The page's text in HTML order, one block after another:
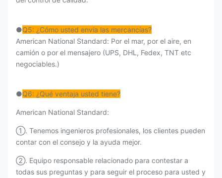
●Q5: ¿Cómo usted envía las mercancías?
American National Standard: Por el mar, por el aire, en
camión o por el mensajero (UPS, DHL, Fedex, TNT etc
negociables.)
●Q6: ¿Qué ventaja usted tiene?
American National Standard:
①. Tenemos ingenieros profesionales, los clientes pueden
contar con el consejo y la ayuda mejor.
②. Equipo responsable relacionado para contestar a
todas sus preguntas y para seguir el proceso para usted y